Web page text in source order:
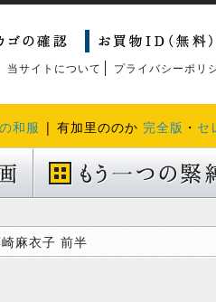
当サイトについて プライバシーポリ
和服 | 有加里ののか 完全版 ・ セ
麻衣子 前半